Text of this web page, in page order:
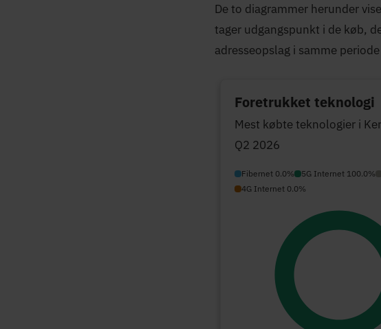
De to diagrammer herunder
tager udgangspunkt i de køb,
adresseopslag i samme
Foretrukket teknologi
Mest købte teknologier i
Q2 2026
Fibernet 0.0% 5G Internet 100.0%
4G Internet 0.0%